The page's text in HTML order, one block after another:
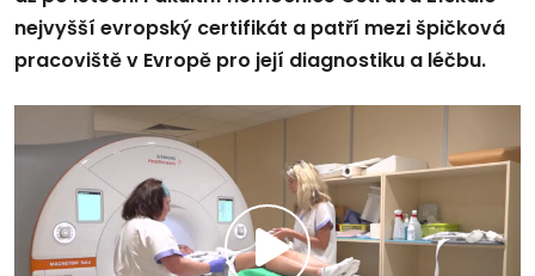
nejvyšší evropský certifikát a patří mezi špičková
pracoviště v Evropě pro její diagnostiku a léčbu.